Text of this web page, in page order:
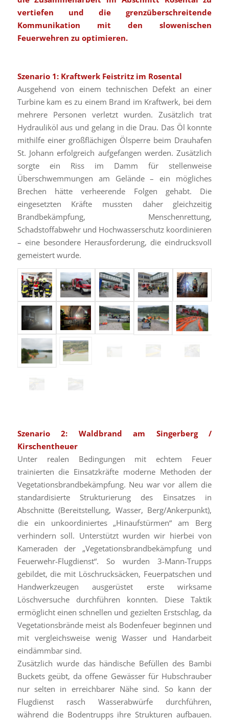
vertiefen und die grenzüberschreitende
Kommunikation mit den slowenischen
Feuerwehren zu optimieren.
Szenario 1: Kraftwerk Feistritz im Rosental
Ausgehend von einem technischen Defekt an einer
Turbine kam es zu einem Brand im Kraftwerk, bei dem
mehrere Personen verletzt wurden. Zusätzlich trat
Hydrauliköl aus und gelang in die Drau. Das Öl konnte
mithilfe einer großflächigen Ölsperre beim Drauhafen
St. Johann erfolgreich aufgefangen werden. Zusätzlich
sorgte ein Riss im Damm für stellenweise
Überschwemmungen am Gelände – ein mögliches
Brechen hätte verheerende Folgen gehabt. Die
eingesetzten Kräfte mussten daher gleichzeitig
Brandbekämpfung, Menschenrettung,
Schadstoffabwehr und Hochwasserschutz koordinieren
– eine besondere Herausforderung, die eindrucksvoll
gemeistert wurde.
Szenario 2: Waldbrand am Singerberg /
Kirschentheuer
Unter realen Bedingungen mit echtem Feuer
trainierten die Einsatzkräfte moderne Methoden der
Vegetationsbrandbekämpfung. Neu war vor allem die
standardisierte Strukturierung des Einsatzes in
Abschnitte (Bereitstellung, Wasser, Berg/Ankerpunkt),
die ein unkoordiniertes „Hinaufstürmen“ am Berg
verhindern soll. Unterstützt wurden wir hierbei von
Kameraden der „Vegetationsbrandbekämpfung und
Feuerwehr-Flugdienst“. So wurden 3-Mann-Trupps
gebildet, die mit Löschrucksäcken, Feuerpatschen und
Handwerkzeugen ausgerüstet erste wirksame
Löschversuche durchführen konnten. Diese Taktik
ermöglicht einen schnellen und gezielten Erstschlag, da
Vegetationsbrände meist als Bodenfeuer beginnen und
mit vergleichsweise wenig Wasser und Handarbeit
eindämmbar sind.
Zusätzlich wurde das händische Befüllen des Bambi
Buckets geübt, da offene Gewässer für Hubschrauber
nur selten in erreichbarer Nähe sind. So kann der
Flugdienst rasch Wasserabwürfe durchführen,
während die Bodentrupps ihre Strukturen aufbauen.